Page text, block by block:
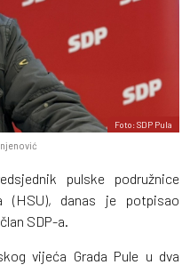
Foto: SDP Pula
pulske podružnice
(HSU), danas je potpisao
SDP-a.
vijeća Grada Pule u dva